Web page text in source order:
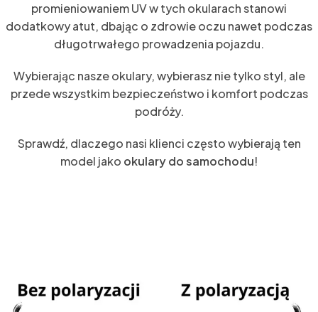
promieniowaniem UV w tych okularach stanowi
dodatkowy atut, dbając o zdrowie oczu nawet podczas
długotrwałego prowadzenia pojazdu.
Wybierając nasze okulary, wybierasz nie tylko styl, ale
przede wszystkim bezpieczeństwo i komfort podczas
podróży.
Sprawdź, dlaczego nasi klienci często wybierają ten
model jako okulary do samochodu!